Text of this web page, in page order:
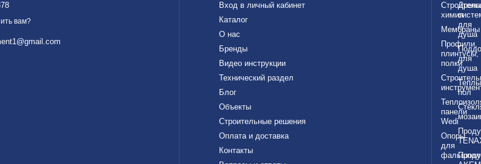
вам?
Вход в личный кабинет
Каталог
О нас
Бренды
Видео инструкции
Технический раздел
Блог
Объекты
Строительные решения
Оплата и доставка
Контакты
химия
Мембраны
Профили,
плинтусы,
полки
панели
Wedi
Опоры
для
для
душа
для
душа
пол